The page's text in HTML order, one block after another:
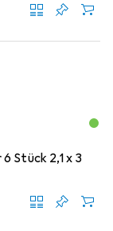
Stück 2,1 x 3